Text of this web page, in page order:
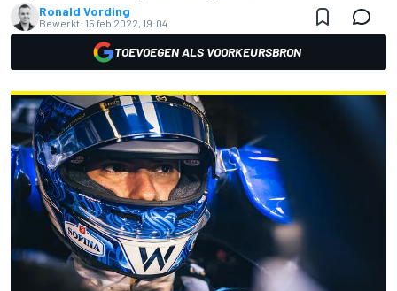
Ronald Vording
Bewerkt: 15 feb 2022, 19:04
TOEVOEGEN ALS VOORKEURSBRON